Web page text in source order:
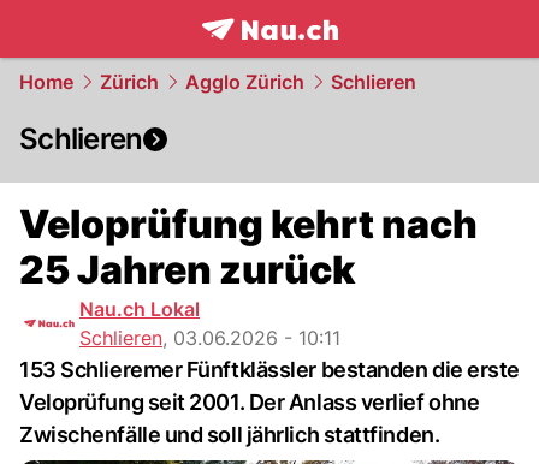
frontpage.NAU.ch
Home Zürich Agglo Zürich Schlieren
Schlieren
Veloprüfung kehrt nach
25 Jahren zurück
Nau.ch Lokal
Schlieren, 03.06.2026 - 10:11
153 Schlieremer Fünftklässler bestanden die erste
Veloprüfung seit 2001. Der Anlass verlief ohne
Zwischenfälle und soll jährlich stattfinden.